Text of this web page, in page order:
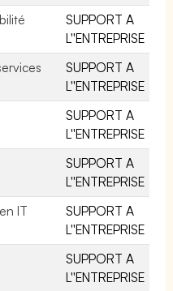
SUPPORT A
L''ENTREPRISE
SUPPORT A
L''ENTREPRISE
SUPPORT A
L''ENTREPRISE
SUPPORT A
L''ENTREPRISE
IT
SUPPORT A
L''ENTREPRISE
SUPPORT A
L''ENTREPRISE